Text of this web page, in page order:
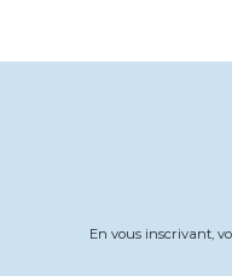
En vous inscrivant,